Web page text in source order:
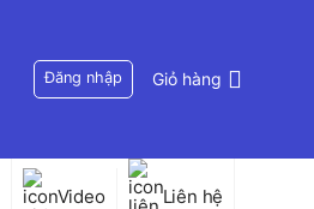
Đăng nhập Giỏ hàng
Video Liên hệ